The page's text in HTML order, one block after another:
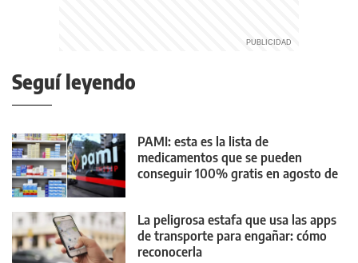
Seguí leyendo
PAMI: esta es la lista de
medicamentos que se pueden
conseguir 100% gratis en agosto de
La peligrosa estafa que usa las apps
de transporte para engañar: cómo
reconocerla